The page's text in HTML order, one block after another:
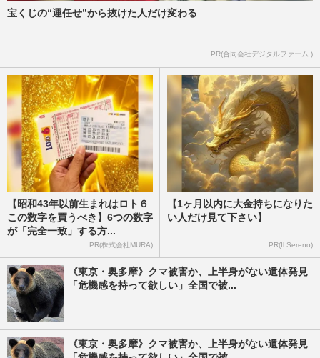
宝くじの“運任せ”から抜けた人だけ変わる
PR(合同会社デジタルファーム )
【昭和43年以前生まれはロト６
この数字を買うべき】6つの数字
が「完全一致」する方...
PR(株式会社MURA)
【1ヶ月以内に大金持ちになりた
い人だけ見て下さい】
PR(Il Sereno)
《東京・奥多摩》クマ被害か、上半身がない遺体発見
「危機感を持って欲しい」全国で被...
《東京・奥多摩》クマ被害か、上半身がない遺体発見